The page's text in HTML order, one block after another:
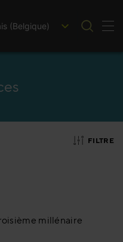
(Belgique)
FILTRE
millénaire